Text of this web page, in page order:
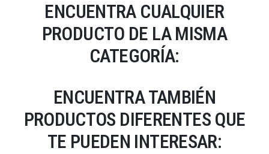
ENCUENTRA CUALQUIER
PRODUCTO DE LA MISMA
CATEGORÍA:
ENCUENTRA TAMBIÉN
PRODUCTOS DIFERENTES QUE
TE PUEDEN INTERESAR: